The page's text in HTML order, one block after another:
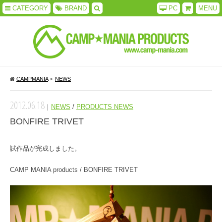
CATEGORY BRAND MENU
PC
CAMPMANIA> NEWS
2012.06.18 ｜ NEWS / PRODUCTS NEWS
BONFIRE TRIVET
試作品が完成しました。
CAMP MANIA products / BONFIRE TRIVET